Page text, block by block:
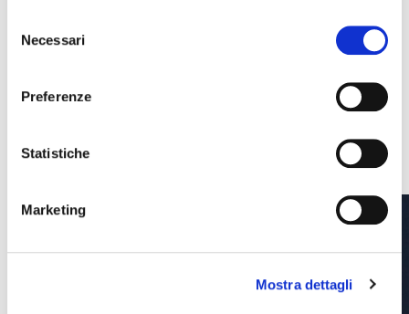
delNecessari
Preferenze
Statistiche
Marketing
Mostra dettagli